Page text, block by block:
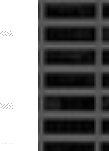
storform
serie:
Svärtan
välgjort
om
människans
mörker